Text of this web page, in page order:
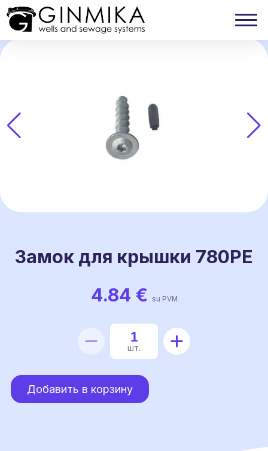
Замок для крышки 780PE
4.84 € su PVM
Количество
Замок
для
шт.
Добавить в корзину